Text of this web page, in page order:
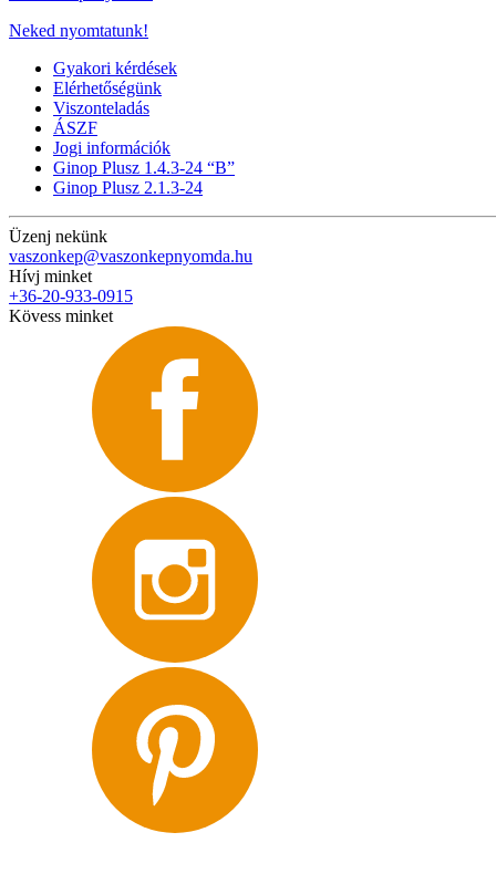
Neked nyomtatunk!
Gyakori kérdések
Elérhetőségünk
Viszonteladás
ÁSZF
Jogi információk
Ginop Plusz 1.4.3-24 “B”
Ginop Plusz 2.1.3-24
Üzenj nekünk
vaszonkep@vaszonkepnyomda.hu
Hívj minket
+36-20-933-0915
Kövess minket